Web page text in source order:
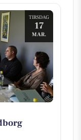
TIRSDAG
17
MAR.